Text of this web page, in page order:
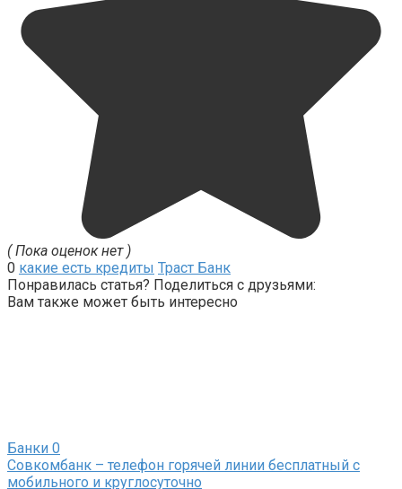
( Пока оценок нет )
0 какие есть кредиты Траст Банк
Понравилась статья? Поделиться с друзьями:
Вам также может быть интересно
Банки 0
Совкомбанк – телефон горячей линии бесплатный с
мобильного и круглосуточно